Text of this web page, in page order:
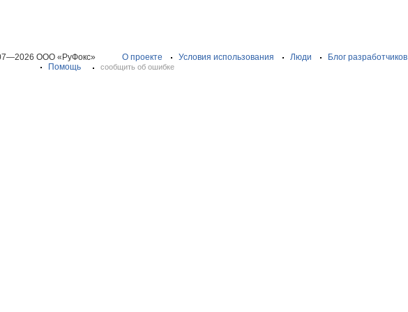
ООО «РуФокс» О проекте Условия использования Люди Блог разработчиков
Помощь
сообщить об ошибке